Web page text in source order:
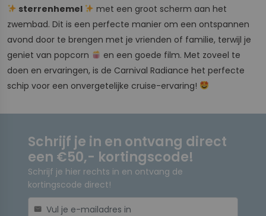
sterrenhemel
met een groot scherm aan het
zwembad. Dit is een perfecte manier om een ontspannen
avond door te brengen met je vrienden of familie, terwijl je
geniet van popcorn
en een goede film. Met zoveel te
doen en ervaringen, is de Carnival Radiance het perfecte
schip voor een onvergetelijke cruise-ervaring!
Schrijf je in en ontvang direct
een €50,- kortingscode!
Schrijf je hier rechts in en ontvang de
kortingscode direct!
mail